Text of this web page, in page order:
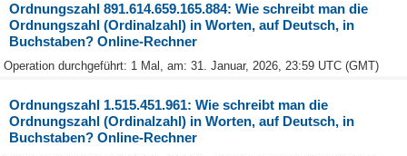
Ordnungszahl 891.614.659.165.884: Wie schreibt man die
Ordnungszahl (Ordinalzahl) in Worten, auf Deutsch, in
Buchstaben? Online-Rechner
Operation durchgeführt: 1 Mal, am: 31. Januar, 2026, 23:59 UTC (GMT)
Ordnungszahl 1.515.451.961: Wie schreibt man die
Ordnungszahl (Ordinalzahl) in Worten, auf Deutsch, in
Buchstaben? Online-Rechner